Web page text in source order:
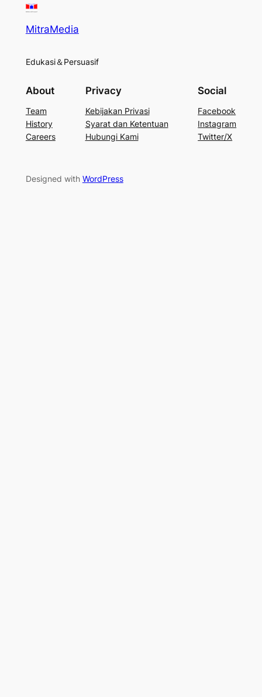
MitraMedia
Edukasi＆Persuasif
About
Team
History
Careers
Privacy
Kebijakan Privasi
Syarat dan Ketentuan
Hubungi Kami
Social
Facebook
Instagram
Twitter/X
Designed with WordPress